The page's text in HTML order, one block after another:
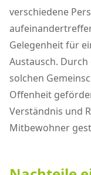
verschiedene
Gelegenheit für
Austausch.
solchen
Offenheit
Verständnis und
Mitbewohner